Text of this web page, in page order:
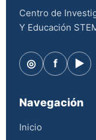
Centro de
Y Educación
◎ f ▶
Navegación
Inicio